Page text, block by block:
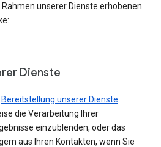
unserer Dienste erhobenen
Dienste
Bereitstellung unserer Dienste
die Verarbeitung Ihrer
einzublenden, oder das
aus Ihren Kontakten, wenn Sie